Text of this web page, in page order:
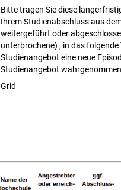
Bitte tragen Sie diese
Ihrem Studienabschluss aus
weitergeführt oder
unterbrochene) , in das
Studienangebot eine neue
Studienangebot
Grid